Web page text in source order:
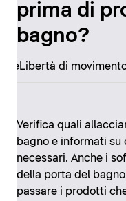
prima di
bagno?
Libertà di
Verifica quali
bagno e informati su
necessari. Anche i
della porta del
passare i prodotti